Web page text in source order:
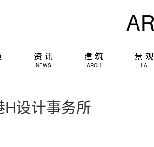
资 讯
NEWS
建 筑
ARCH
景 观
LA
H设计事务所